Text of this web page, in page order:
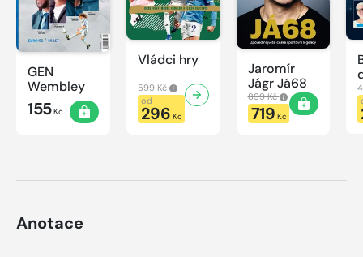
GEN
Wembley
155Kč
Vládci hry
599 Kč
od
296 Kč
Jaromír
Jágr Já68
899 Kč
719 Kč
Anotace